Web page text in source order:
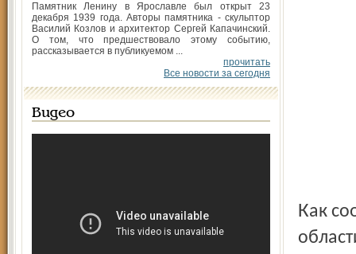
Памятник Ленину в Ярославле был открыт 23
декабря 1939 года. Авторы памятника - скульптор
Василий Козлов и архитектор Сергей Капачинский.
О том, что предшествовало этому событию,
рассказывается в публикуемом ...
прочитать
Все новости за сегодня
Видео
Как сообщает пресс-служба УМВД по Ярославской